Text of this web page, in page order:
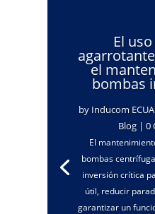
El
el
bombas
by Inducom
Blog| 0
El
bombas
inversión crítica
útil, reducir
garantizar un